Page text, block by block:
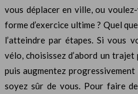
vous déplacer en ville, ou
forme d’exercice ultime ? Quel
l’atteindre par étapes. Si vous
vélo, choisissez d’abord un
puis augmentez progressivement
soyez sûr de vous. Pour faire de